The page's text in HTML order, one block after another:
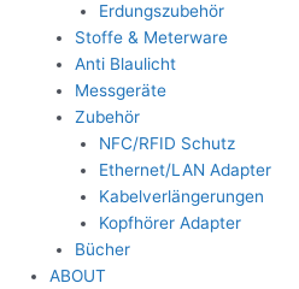
Erdungszubehör
Stoffe & Meterware
Anti Blaulicht
Messgeräte
Zubehör
NFC/RFID Schutz
Ethernet/LAN Adapter
Kabelverlängerungen
Kopfhörer Adapter
Bücher
ABOUT